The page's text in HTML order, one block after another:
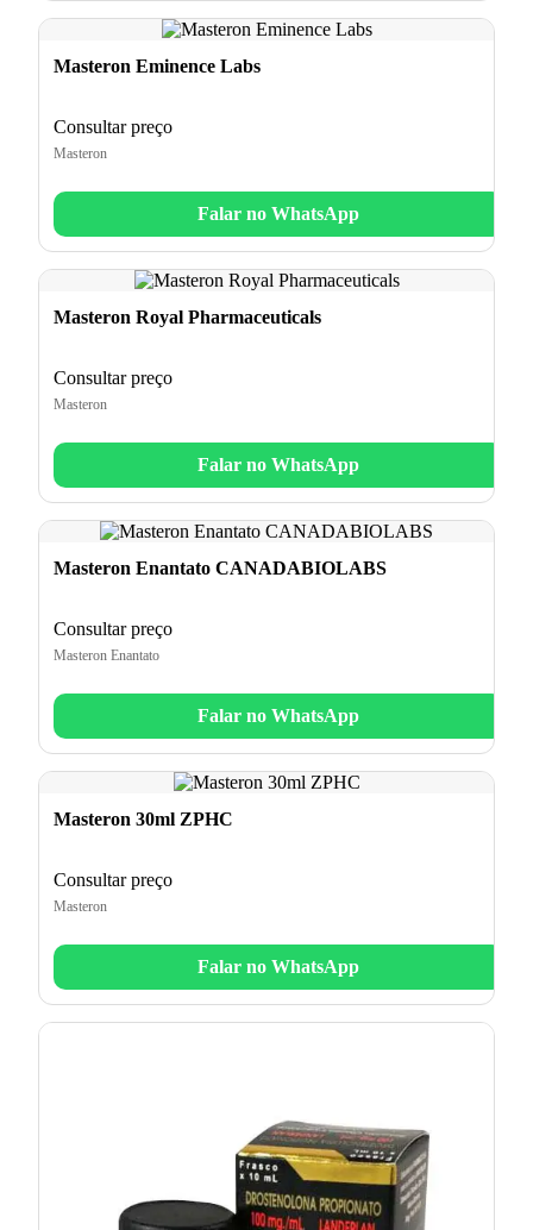
Masteron Eminence Labs
Consultar preço
Masteron
Falar no WhatsApp
Masteron Royal Pharmaceuticals
Consultar preço
Masteron
Falar no WhatsApp
Masteron Enantato CANADABIOLABS
Consultar preço
Masteron Enantato
Falar no WhatsApp
Masteron 30ml ZPHC
Consultar preço
Masteron
Falar no WhatsApp